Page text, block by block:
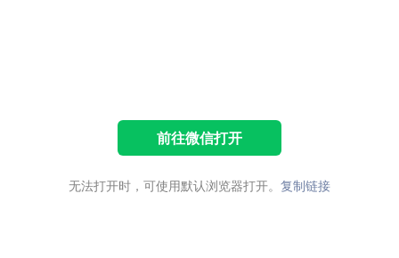
前往微信打开
无法打开时，可使用默认浏览器打开。 复制链接